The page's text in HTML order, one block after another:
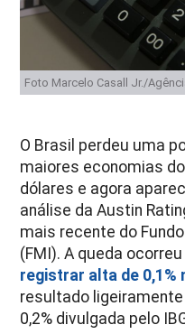
Foto Marcelo Casall Jr./
O Brasil perdeu uma
maiores economias
dólares e agora
análise da Austin
mais recente do
(FMI). A queda
registrar alta de
resultado
0,2% divulgada pelo